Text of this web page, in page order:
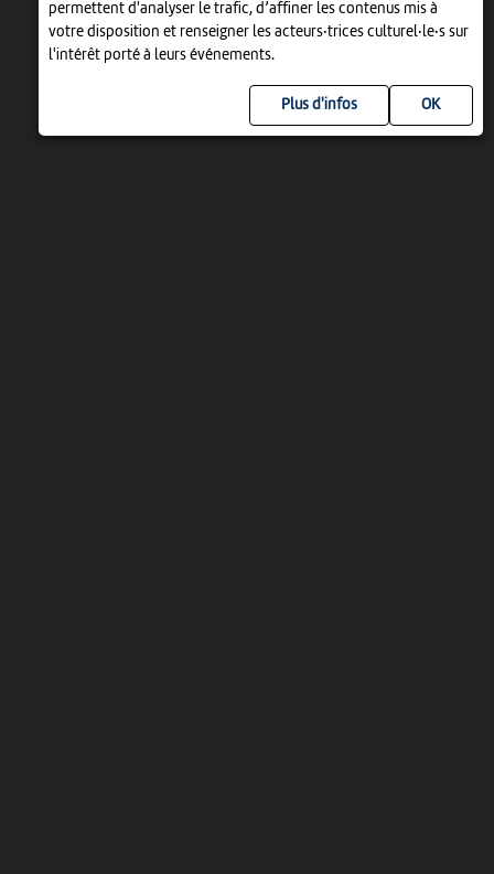
permettent d'analyser le trafic, d’affiner les contenus mis à
votre disposition et renseigner les acteurs·trices culturel·le·s sur
l'intérêt porté à leurs événements.
Plus d'infos